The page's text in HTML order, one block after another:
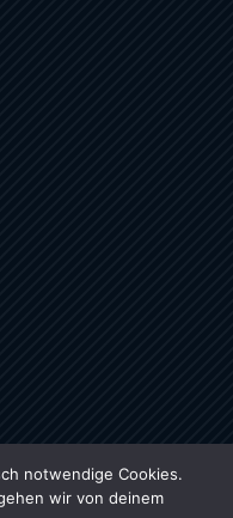
notwendige Cookies.
wir von deinem